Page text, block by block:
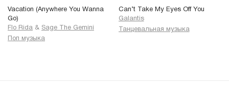
Vacation (Anywhere You Wanna
Go)
Flo Rida & Sage The Gemini
Поп музыка
Can’t Take My Eyes Off You
Galantis
Танцевальная музыка